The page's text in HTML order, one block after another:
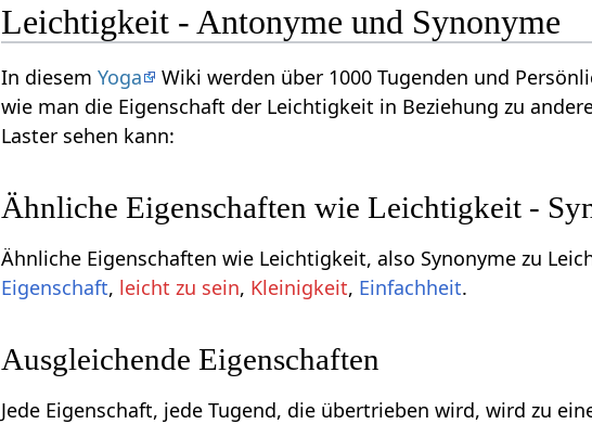
Leichtigkeit - Antonyme und Synonyme
In diesemYoga
Wiki werden über 1000 Tugenden und
wie man die Eigenschaft der Leichtigkeit in Beziehung zu
Laster sehen kann:
Ähnliche Eigenschaften wie Leichtigkeit -
Ähnliche Eigenschaften wie Leichtigkeit, also Synonyme zu
Eigenschaft, leicht zu sein, Kleinigkeit, Einfachheit.
Ausgleichende Eigenschaften
Jede Eigenschaft, jede Tugend, die übertrieben wird, wird zu